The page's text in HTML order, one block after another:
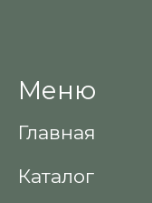
Меню
Главная
Каталог